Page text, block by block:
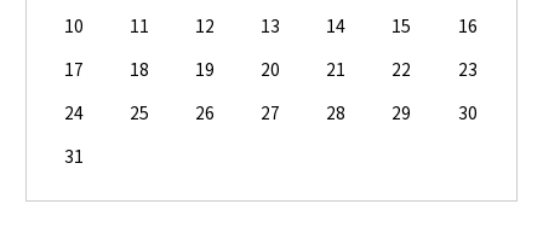
10
11 12 13 14 15
16
17
18 19 20 21 22
23
24
25 26 27 28 29
30
31